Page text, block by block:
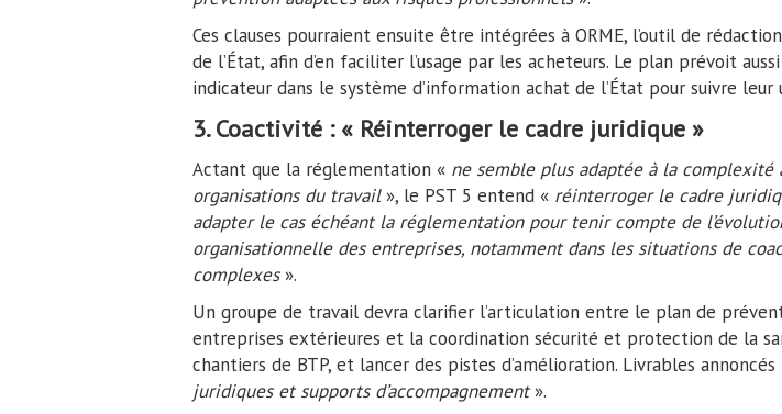
Ces clauses pourraient ensuite être intégrées à ORME, l’outil de
de l’État, afin d’en faciliter l’usage par les acheteurs. Le plan prévoit
indicateur dans le système d’information achat de l’État pour suivre leur
3. Coactivité : « Réinterroger le cadre juridique »
Actant que la réglementation « ne semble plus adaptée à la complexité
organisations du travail», le PST 5 entend « réinterroger le cadre
adapter le cas échéant la réglementation pour tenir compte de
organisationnelle des entreprises, notamment dans les situations de
complexes».
Un groupe de travail devra clarifier l’articulation entre le plan de
entreprises extérieures et la coordination sécurité et protection de la
chantiers de BTP, et lancer des pistes d’amélioration. Livrables annoncés
juridiques et supports d’accompagnement».